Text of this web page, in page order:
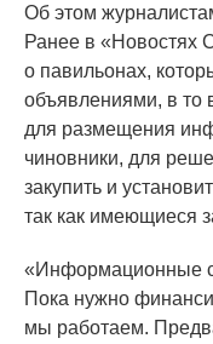
Об этом
Ранее в «Новостях
о павильонах,
объявлениями, в то
для размещения
чиновники, для
закупить и
так как имеющиеся
«Информационные
Пока нужно
мы работаем.